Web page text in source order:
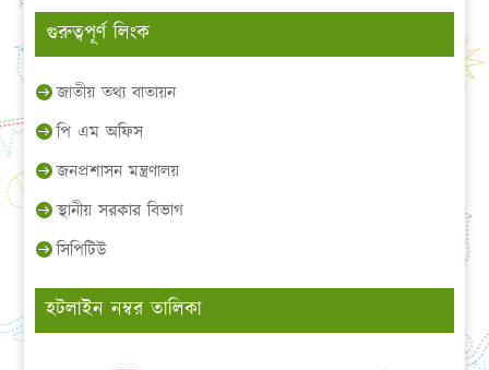
গুরুত্বপূর্ণ লিংক
জাতীয় তথ্য বাতায়ন
পি এম অফিস
জনপ্রশাসন মন্ত্রণালয়
স্থানীয় সরকার বিভাগ
সিপিটিউ
হটলাইন নম্বর তালিকা